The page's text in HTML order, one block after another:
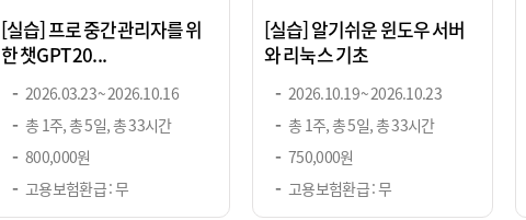
[실습] 프로 중간관리자를 위
한 챗GPT 20...
2026.03.23 ~ 2026.10.16
총 1주, 총 5일, 총 33시간
800,000원
고용보험환급 : 무
[실습] 알기쉬운 윈도우 서버
와 리눅스 기초
2026.10.19 ~ 2026.10.23
총 1주, 총 5일, 총 33시간
750,000원
고용보험환급 : 무